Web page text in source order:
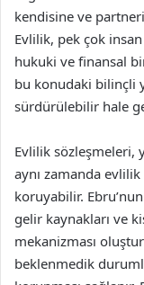
kendisine ve
Evlilik, pek çok
hukuki ve finansal
bu konudaki bilinçli
sürdürülebilir hale
Evlilik sözleşmeleri,
aynı zamanda evlilik
koruyabilir.
gelir kaynakları ve
mekanizması
beklenmedik